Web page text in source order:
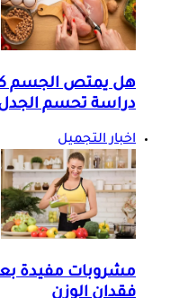
هل يمتص الجسم كل
دراسة تحسم
اخبار التجميل
فقدان الوزن